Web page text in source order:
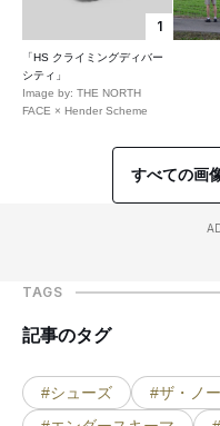
1
「HS クライミングディバー
シティ」
Image by: THE NORTH
FACE × Hender Scheme
すべての画
TAGS
記事のタグ
#シューズ
#ザ・ノ